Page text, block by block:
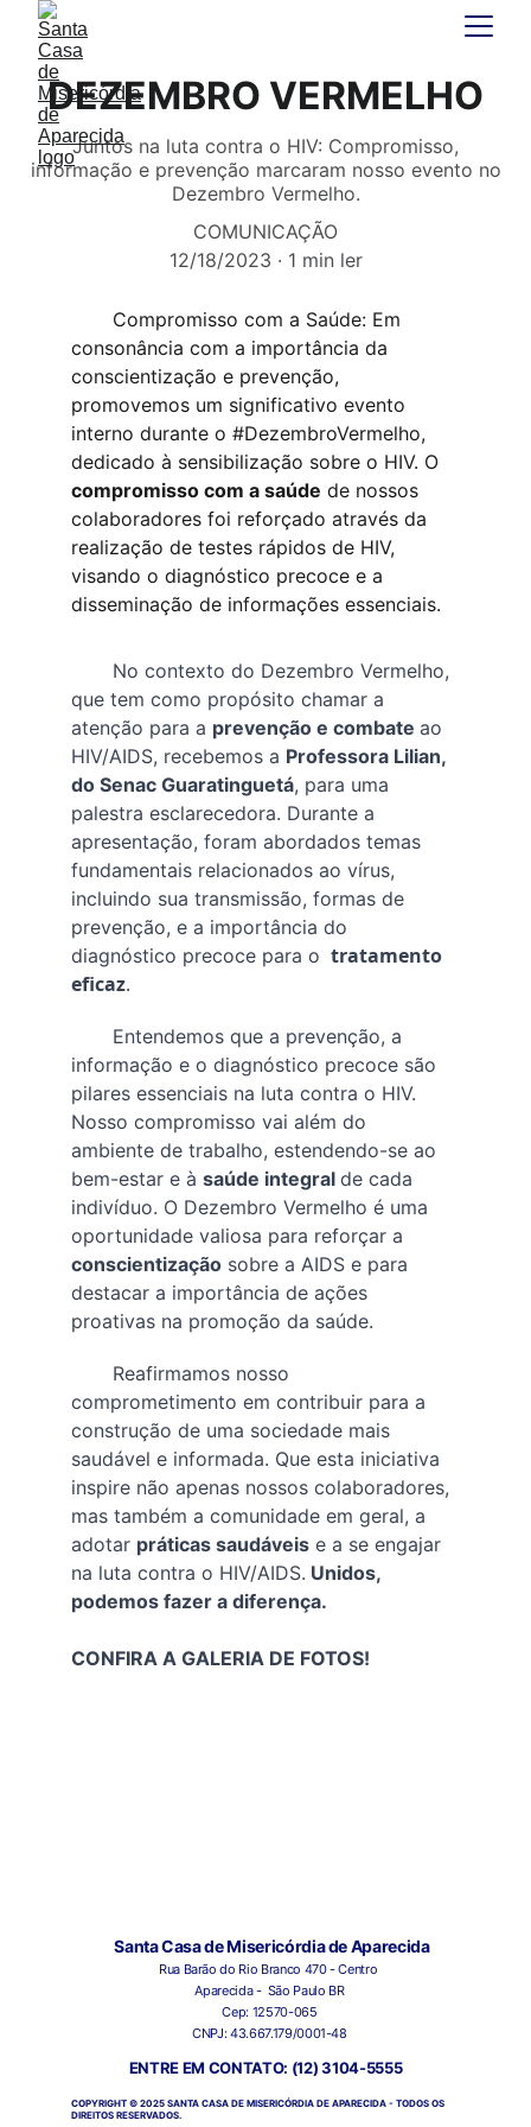
DEZEMBRO VERMELHO
Juntos na luta contra o HIV: Compromisso,
informação e prevenção marcaram nosso evento no
Dezembro Vermelho.
COMUNICAÇÃO
12/18/2023
1 min ler
       Compromisso com a Saúde
: Em
consonância com a importância da
conscientização e prevenção,
promovemos um significativo evento
interno durante o #DezembroVermelho,
dedicado à sensibilização sobre o HIV. O
compromisso com a saúde de nossos
colaboradores foi reforçado através da
realização de testes rápidos de HIV,
visando o diagnóstico precoce e a
disseminação de informações essenciais.
que tem como propósito chamar a
atenção para a prevenção e combate ao
HIV/AIDS, recebemos a Professora Lilian,
do Senac Guaratinguetá, para uma
palestra esclarecedora. Durante a
apresentação, foram abordados temas
fundamentais relacionados ao vírus,
incluindo sua transmissão, formas de
prevenção, e a importância do
diagnóstico precoce para o tratamento
eficaz.
informação e o diagnóstico precoce são
pilares essenciais na luta contra o HIV.
Nosso compromisso vai além do
ambiente de trabalho, estendendo-se ao
bem-estar e à saúde integral de cada
indivíduo. O Dezembro Vermelho é uma
oportunidade valiosa para reforçar a
conscientização sobre a AIDS e para
destacar a importância de ações
proativas na promoção da saúde.
comprometimento em contribuir para a
construção de uma sociedade mais
saudável e informada. Que esta iniciativa
inspire não apenas nossos colaboradores,
mas também a comunidade em geral, a
adotar práticas saudáveis e a se engajar
na luta contra o HIV/AIDS. Unidos,
podemos fazer a diferença.
CONFIRA A GALERIA DE FOTOS!
Santa Casa de Misericórdia de Aparecida
Rua Barão do Rio Branco 470 - Centro
Aparecida -  São Paulo BR
Cep: 12570-065
CNPJ: 43.667.179/0001-48
ENTRE EM CONTATO: (12) 3104-5555
COPYRIGHT © 2025 SANTA CASA DE MISERICÓRDIA DE APARECIDA - TODOS OS
DIREITOS RESERVADOS.